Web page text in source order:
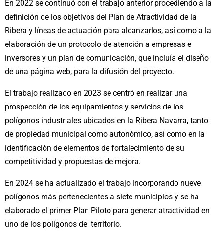
En 2022 se continuó con el trabajo anterior procediendo a la
definición de los objetivos del Plan de Atractividad de la
Ribera y líneas de actuación para alcanzarlos, así como a la
elaboración de un protocolo de atención a empresas e
inversores y un plan de comunicación, que incluía el diseño
de una página web, para la difusión del proyecto.
El trabajo realizado en 2023 se centró en realizar una
prospección de los equipamientos y servicios de los
polígonos industriales ubicados en la Ribera Navarra, tanto
de propiedad municipal como autonómico, así como en la
identificación de elementos de fortalecimiento de su
competitividad y propuestas de mejora.
En 2024 se ha actualizado el trabajo incorporando nueve
polígonos más pertenecientes a siete municipios y se ha
elaborado el primer Plan Piloto para generar atractividad en
uno de los polígonos del territorio.